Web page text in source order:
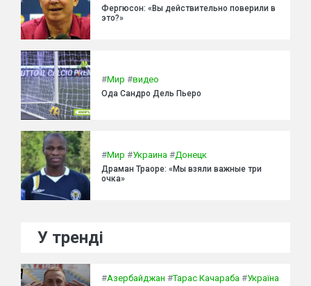
Фергюсон: «Вы действительно поверили в
это?»
#Мир #видео
Ода Сандро Дель Пьеро
#Мир #Украина #Донецк
Драман Траоре: «Мы взяли важные три
очка»
У тренді
#Азербайджан #Тарас Качараба #Україна